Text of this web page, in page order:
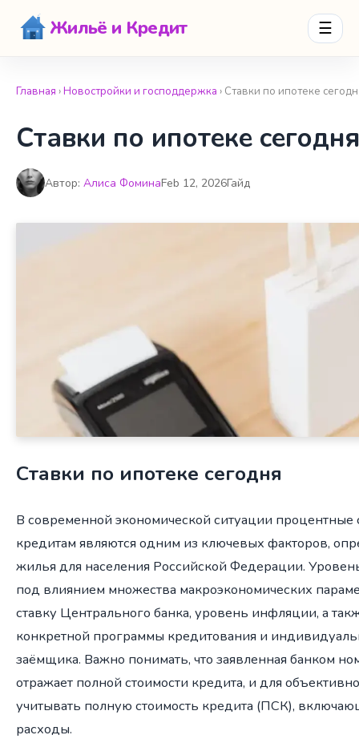
Жильё и Кредит ☰
Главная ›Новостройки и господдержка › Ставки по ипотеке
Ставки по ипотеке
Автор: Алиса ФоминаFeb 12, 2026Гайд
Ставки по ипотеке сегодня
В современной экономической ситуации процентные
кредитам являются одним из ключевых факторов,
жилья для населения Российской Федерации.
под влиянием множества макроэкономических
ставку Центрального банка, уровень инфляции, а
конкретной программы кредитования и
заёмщика. Важно понимать, что заявленная банком
отражает полной стоимости кредита, и для
учитывать полную стоимость кредита (ПСК),
расходы.